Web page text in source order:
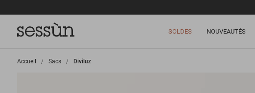
SOLDES NOUVEAUTÉS
Accueil >
Sacs >
Diviluz